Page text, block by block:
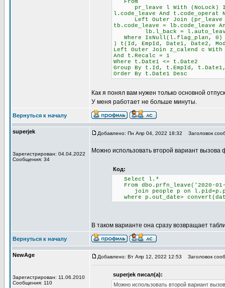
From
pr_leave l With (NoLock)
l.code_leave And
Left Outer Join (pr_leave lb
tb.code_leave = lb.code_leave
lb.l_back = l.auto_leave
Where IsNull(l.flag_plan, 0)
) t(Id, EmpId, Date1, Date2,
Left Outer Join z_calend c With
And t.Recalc = 1
Where t.Date1 <= t.Date2
Group By t.Id, t.EmpId,
Order By t.Date1 Desc
Как я понял вам нужен только основной
У меня работает не больше минуты.
Вернуться к началу
superjek
Зарегистрирован: 04.04.2022
Сообщения: 34
Добавлено: Пн Апр 04, 2022 18:32 Заголовок
Можно использовать второй вариант вызова
Код:
Select l.*
From dbo.prfn_leave('2020-
join people p on
where p.out_date>
В таком варианте она сразу возвращает
Вернуться к началу
NewAge
Зарегистрирован: 11.06.2010
Сообщения: 110
Добавлено: Вт Апр 12, 2022 12:53 Заголовок
superjek писал(а):
Можно использовать второй вариант